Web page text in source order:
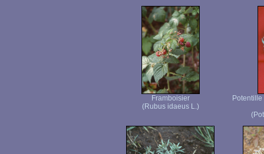
Framboisier
(Rubus idaeus L.)